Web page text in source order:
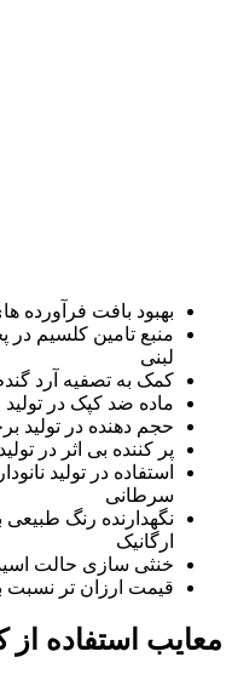
بهبود بافت فرآورده
منبع تامین کلسیم
لبنی
کمک به تصفیه آرد
ماده ضد کپک در
حجم دهنده در تولید
پر کننده بی اثر در
استفاده در تولید
سرطانی
نگهدارنده رنگ
ارگانیک
خنثی سازی حالت
قیمت ارزان تر نسبت
معایب استفاده